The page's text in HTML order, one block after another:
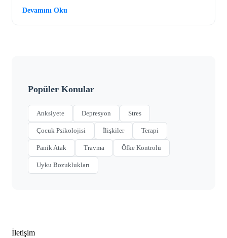
Devamını Oku
Popüler Konular
Anksiyete Depresyon Stres
Çocuk Psikolojisi İlişkiler Terapi
Panik Atak Travma Öfke Kontrolü
Uyku Bozuklukları
İletişim